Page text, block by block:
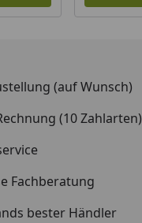
(auf Wunsch)
(10 Zahlarten)
Fachberatung
bester Händler